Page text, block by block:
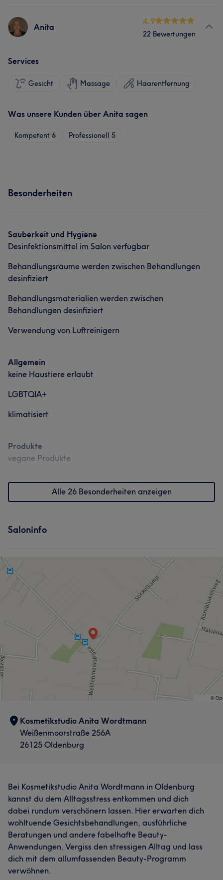
Anita
4.9
22 Bewertungen
Services
Gesicht Massage Haarentfernung
Was unsere Kunden über Anita sagen
Kompetent 6 Professionell 5
Besonderheiten
Sauberkeit und Hygiene
Desinfektionsmittel im Salon verfügbar
Behandlungsräume werden zwischen Behandlungen
desinfiziert
Behandlungsmaterialien werden zwischen
Behandlungen desinfiziert
Verwendung von Luftreinigern
Allgemein
keine Haustiere erlaubt
LGBTQIA+
klimatisiert
Produkte
vegane Produkte
Alle 26 Besonderheiten anzeigen
Saloninfo
Kosmetikstudio Anita Wordtmann
Weißenmoorstraße 256A
26125 Oldenburg
Bei Kosmetikstudio Anita Wordtmann in Oldenburg
kannst du dem Alltagsstress entkommen und dich
dabei rundum verschönern lassen. Hier erwarten dich
wohltuende Gesichtsbehandlungen, ausführliche
Beratungen und andere fabelhafte Beauty-
Anwendungen. Vergiss den stressigen Alltag und lass
dich mit dem allumfassenden Beauty-Programm
verwöhnen.